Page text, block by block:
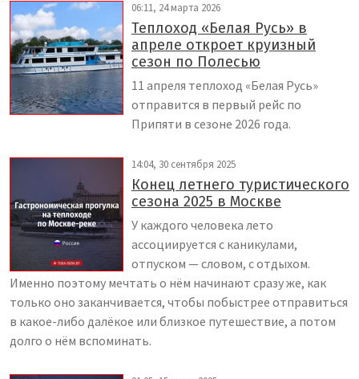
06:11, 24 марта 2026
Теплоход «Белая Русь» в
апреле откроет круизный
сезон по Полесью
11 апреля теплоход «Белая Русь»
отправится в первый рейс по
Припяти в сезоне 2026 года.
14:04, 30 сентября 2025
Конец летнего туристического
сезона 2025 в Москве
У каждого человека лето
ассоциируется с каникулами,
отпуском — словом, с отдыхом.
Именно поэтому мечтать о нём начинают сразу же, как
только оно заканчивается, чтобы побыстрее отправиться
в какое-либо далёкое или близкое путешествие, а потом
долго о нём вспоминать.